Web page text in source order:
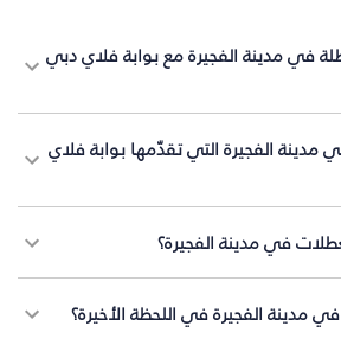
في مدينة الفجيرة مع بوابة فلاي دبي
مدينة الفجيرة التي تقدّمها بوابة فلاي
في مدينة الفجيرة؟
مدينة الفجيرة في اللحظة الأخيرة؟